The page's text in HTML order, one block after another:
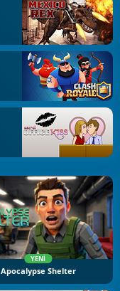
YENI
Apocalypse Shelter